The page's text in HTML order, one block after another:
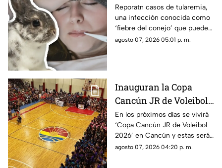
contagia? Reportan
casos de tularemia y
genera alerta en la
población
Reporatn casos de tularemia,
una infección conocida como
‘fiebre del conejo’ que puede
resultar muy grave. Te
agosto 07, 2026 05:01 p. m.
Inauguran la Copa
Cancún JR de Voleibol
2026 en Cancún; aquí
las fechas, categorías y
premios
En los próximos días se vivirá
‘Copa Cancún JR de Voleibol
2026’ en Cancún y estas serán
las fechas, las categorías y los
agosto 07, 2026 04:20 p. m.